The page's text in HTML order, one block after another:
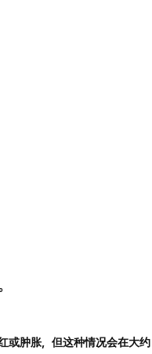
或肿胀，但这种情况会在大约